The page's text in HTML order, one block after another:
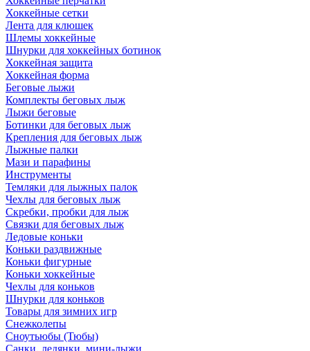
Хоккейные сетки
Лента для клюшек
Шлемы хоккейные
Шнурки для хоккейных ботинок
Хоккейная защита
Хоккейная форма
Беговые лыжи
Комплекты беговых лыж
Лыжи беговые
Ботинки для беговых лыж
Крепления для беговых лыж
Лыжные палки
Мази и парафины
Инструменты
Темляки для лыжных палок
Чехлы для беговых лыж
Скребки, пробки для лыж
Связки для беговых лыж
Ледовые коньки
Коньки раздвижные
Коньки фигурные
Коньки хоккейные
Чехлы для коньков
Шнурки для коньков
Товары для зимних игр
Снежколепы
Сноутьюбы (Тюбы)
Санки, ледянки, мини-лыжи